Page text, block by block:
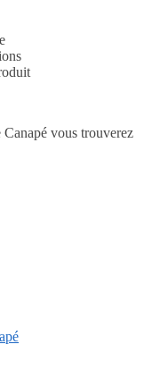
vous trouverez